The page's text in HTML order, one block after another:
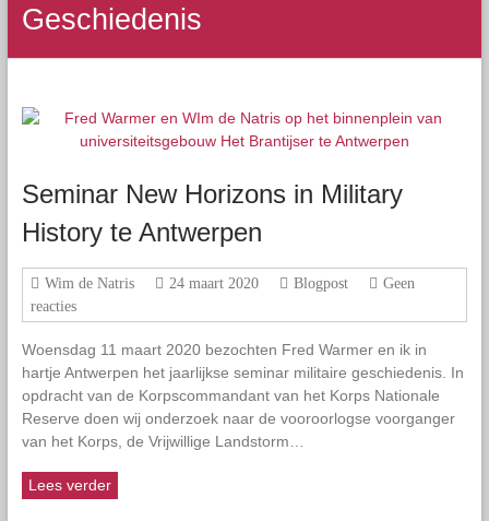
Geschiedenis
Seminar New Horizons in Military
History te Antwerpen
Wim de Natris 24 maart 2020 Blogpost
Geen
reacties
Woensdag 11 maart 2020 bezochten Fred Warmer en ik in
hartje Antwerpen het jaarlijkse seminar militaire geschiedenis. In
opdracht van de Korpscommandant van het Korps Nationale
Reserve doen wij onderzoek naar de vooroorlogse voorganger
van het Korps, de Vrijwillige Landstorm…
Lees verder